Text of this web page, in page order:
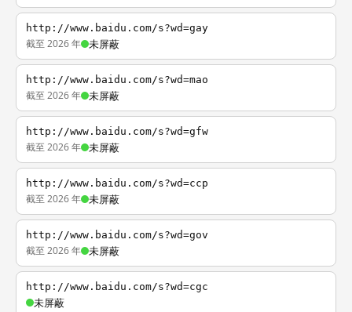
http://www.baidu.com/s?wd=gay
截至 2026 年 未屏蔽
http://www.baidu.com/s?wd=mao
截至 2026 年 未屏蔽
http://www.baidu.com/s?wd=gfw
截至 2026 年 未屏蔽
http://www.baidu.com/s?wd=ccp
截至 2026 年 未屏蔽
http://www.baidu.com/s?wd=gov
截至 2026 年 未屏蔽
http://www.baidu.com/s?wd=cgc
未屏蔽